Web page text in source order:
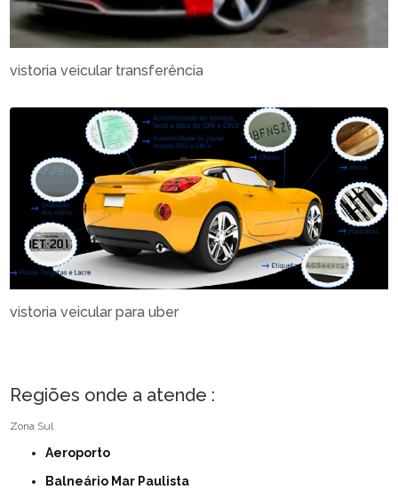
vistoria veicular transferência
vistoria veicular para uber
Regiões onde a atende :
Zona Sul
Aeroporto
Balneário Mar Paulista